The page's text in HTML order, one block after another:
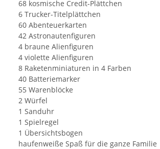
68 kosmische Credit-Plättchen
6 Trucker-Titelplättchen
60 Abenteuerkarten
42 Astronautenfiguren
4 braune Alienfiguren
4 violette Alienfiguren
8 Raketenminiaturen in 4 Farben
40 Batteriemarker
55 Warenblöcke
2 Würfel
1 Sanduhr
1 Spielregel
1 Übersichtsbogen
haufenweiße Spaß für die ganze Familie